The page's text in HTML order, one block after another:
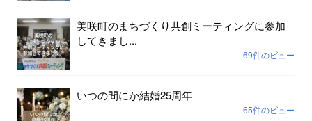
美咲町のまちづくり共創ミーティングに参加
してきまし...
69件のビュー
いつの間にか結婚25周年
65件のビュー